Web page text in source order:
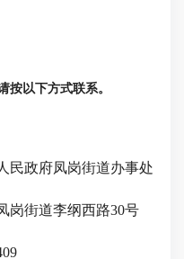
按以下方式联系。
民政府凤岗街道办事处
岗街道李纲西路30号